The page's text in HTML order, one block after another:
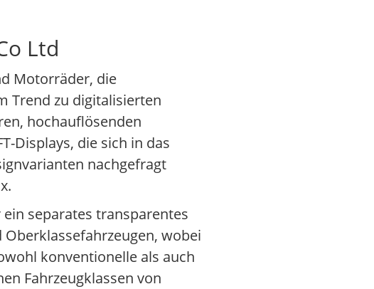
Ltd
Motorräder, die
Trend zu digitalisierten
hochauflösenden
Displays, die sich in das
nachgefragt
separates transparentes
wobei
konventionelle als auch
Fahrzeugklassen von